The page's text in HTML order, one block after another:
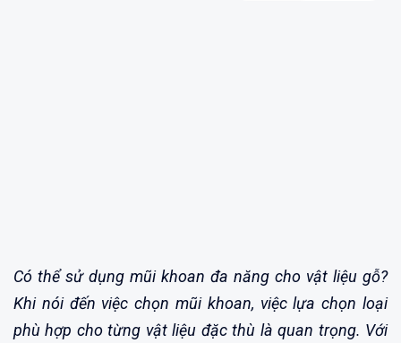
Có thể sử dụng mũi khoan đa năng cho vật liệu gỗ?
Khi nói đến việc chọn mũi khoan, việc lựa chọn loại
phù hợp cho từng vật liệu đặc thù là quan trọng. Với